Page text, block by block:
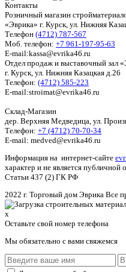
Контакты
Розничный магазин
«Эврика» г. Курск, ул. Нижняя
Телефон (4712) 787-567
Моб. телефон: +7 961-197-95-63
E-mail:kassa@evrika46.ru
Отдел продаж и выставочный зал
г. Курск, ул. Нижняя Казацкая д.26
Телефон: (4712) 585-223
E-mail:stroimat@evrika46.ru
Склад-Магазин
дер. Верхняя Медведица, ул.
Телефон: +7 (4712) 70-70-34
E-mail: medved@evrika46.ru
Информация на интернет-сайте
характер и не является
Статьи 437 (2) ГК РФ
2022 г. Торговый дом Эврика Все
x
Оставьте свой номер телефона
Мы обязательно с вами свяжемся